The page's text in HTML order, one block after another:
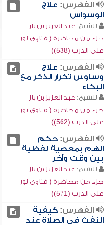
الفهرس: علاج
الوسواس
للشيخ: عبد العزيز بن باز
جزء من محاضرة ( فتاوى نور
على الدرب (538))
الفهرس: علاج
وساوس تكرار الذكر مع
البكاء
للشيخ: عبد العزيز بن باز
جزء من محاضرة ( فتاوى نور
على الدرب (562))
الفهرس:حكم
الهم بمعصية لفظية
بين وقت وآخر
للشيخ: عبد العزيز بن باز
جزء من محاضرة ( فتاوى نور
على الدرب (571))
الفهرس:كيفية
النفث في الصلاة عند